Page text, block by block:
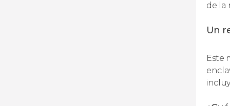
de la
Un
Este